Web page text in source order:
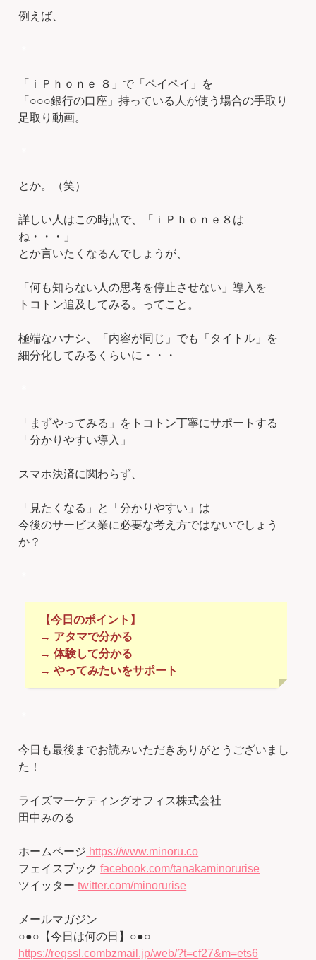
例えば、
「ｉＰｈｏｎｅ ８」で「ペイペイ」を
「○○○銀行の口座」持っている人が使う場合の手取り
足取り動画。
とか。（笑）
詳しい人はこの時点で、「ｉＰｈｏｎｅ８は
ね・・・」
とか言いたくなるんでしょうが、
「何も知らない人の思考を停止させない」導入を
トコトン追及してみる。ってこと。
極端なハナシ、「内容が同じ」でも「タイトル」を
細分化してみるくらいに・・・
「まずやってみる」をトコトン丁寧にサポートする
「分かりやすい導入」
スマホ決済に関わらず、
「見たくなる」と「分かりやすい」は
今後のサービス業に必要な考え方ではないでしょう
か？
【今日のポイント】
→ アタマで分かる
→ 体験して分かる
→ やってみたいをサポート
今日も最後までお読みいただきありがとうございまし
た！
ライズマーケティングオフィス株式会社
田中みのる
ホームページ https://www.minoru.co
フェイスブックfacebook.com/tanakaminorurise
ツイッターtwitter.com/minorurise
メールマガジン
○●○【今日は何の日】○●○
https://regssl.combzmail.jp/web/?t=cf27&m=ets6